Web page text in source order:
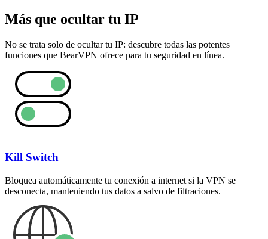
Más que ocultar tu IP
No se trata solo de ocultar tu IP: descubre todas las potentes
funciones que BearVPN ofrece para tu seguridad en línea.
Kill Switch
Bloquea automáticamente tu conexión a internet si la VPN se
desconecta, manteniendo tus datos a salvo de filtraciones.